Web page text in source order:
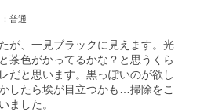
： 普通
が、一見ブラックに見えます。光
茶色がかってるかな？と思うくら
だと思います。黒っぽいのが欲し
したら埃が目立つかも…掃除をこ
ました。